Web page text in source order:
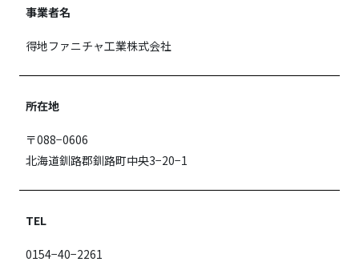
事業者名
得地ファニチャ工業株式会社
所在地
〒088−0606
北海道釧路郡釧路町中央3−20−1
TEL
0154−40−2261